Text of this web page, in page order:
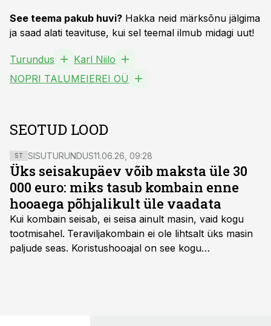
See teema pakub huvi? Hakka neid märksõnu jälgima
ja saad alati teavituse, kui sel teemal ilmub midagi uut!
Turundus
Karl Niilo
NOPRI TALUMEIEREI OÜ
SEOTUD LOOD
ST SISUTURUNDUS11.06.26, 09:28
Üks seisakupäev võib maksta üle 30
000 euro: miks tasub kombain enne
hooaega põhjalikult üle vaadata
Kui kombain seisab, ei seisa ainult masin, vaid kogu
tootmisahel. Teraviljakombain ei ole lihtsalt üks masin
paljude seas. Koristushooajal on see kogu